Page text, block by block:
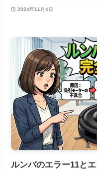
2024年11月4日
ルンバのエラー11と